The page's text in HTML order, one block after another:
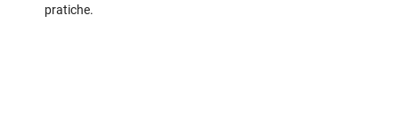
pratiche.